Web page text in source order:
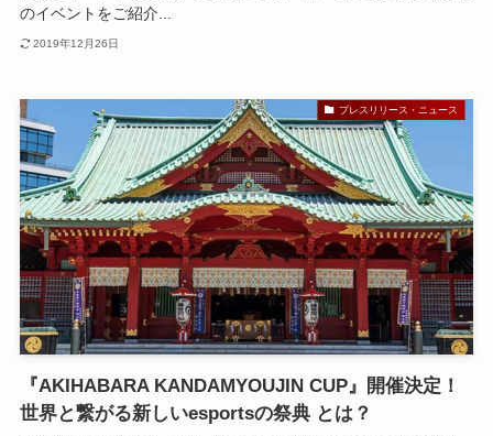
のイベントをご紹介...
2019年12月26日
プレスリリース・ニュース
『AKIHABARA KANDAMYOUJIN CUP』開催決定！
世界と繋がる新しいesportsの祭典 とは？